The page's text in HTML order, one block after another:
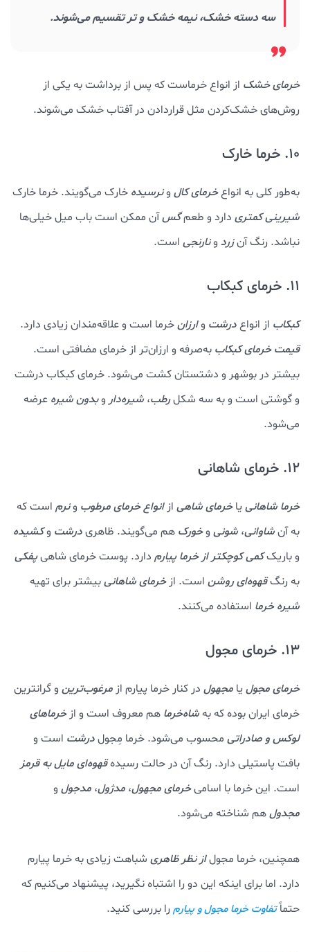
سه دسته خشک، نیمه خشک و تر تقسیم می‌شوند.
خرمای خشک از انواع خرماست که پس از برداشت به یکی از
روش‌های خشک‌کردن مثل قراردادن در آفتاب خشک می‌شوند.
10. خرما خارک
به‌طور کلی به انواعخرمای کال ونرسیده خارک می‌گویند. خرما خارک
شیرینی کمتری دارد و طعمگسآن ممکن است باب میل خیلی‌ها
نباشد. رنگ آنزرد ونارنجی است.
11. خرمای کبکاب
کبکاب از انواعدرشت وارزانخرما است و علاقه‌مندان زیادی دارد.
قیمت خرمای کبکاب به‌صرفه و ارزان‌تر از خرمای مضافتی است.
بیشتر در بوشهر و دشتستان کشت می‌شود. خرمای کبکاب درشت
و گوشتی است و به سه شکلرطب، شیره‌دار وبدون شیره عرضه
می‌شود.
12. خرمای شاهانی
خرما شاهانی یاخرمای شاهی ازانواع خرمای مرطوب ونرم است که
به آنشاوانی، شونی وخورک هم می‌گویند. ظاهریدرشت وکشیده
و باریککمی کوچکتر از خرما پیارم دارد. پوست خرمای شاهیپفکی
به رنگقهوه‌ای روشن است. ازخرمای شاهانیبیشتر برای تهیه
شیره خرما استفاده می‌کنند.
13. خرمای مجول
خرمای مجول یا مجهول در کنار خرما پیارم از مرغوب‌ترین و گرانترین
خرمای ایران بوده که بهشاه‌خرما هم معروف است و ازخرماهای
لوکس و صادراتی محسوب می‌شود. خرما مِجولدرشت است و
بافت پاستیلی دارد. رنگ آن در حالت رسیدهقهوه‌ای مایل به قرمز
است. این خرما با اسامیخرمای مجهول، مدژول، مدجول و
مجدولهم شناخته می‌شود.
همچنین، خرما مجولاز نظر ظاهری شباهت زیادی به خرما پیارم
دارد. اما برای اینکه این دو را اشتباه نگیرید، پیشنهاد می‌کنیم که
حتماًتفاوت خرما مجول و پیارم را بررسی کنید.